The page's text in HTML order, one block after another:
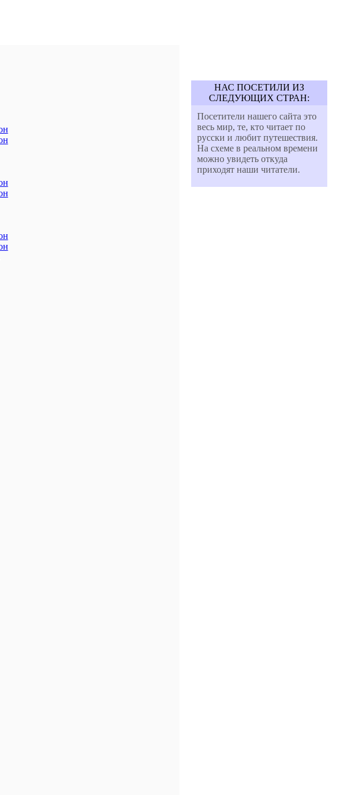
НАС ПОСЕТИЛИ ИЗ
СЛЕДУЮЩИХ СТРАН:
Посетители нашего сайта это
весь мир, те, кто читает по
русски и любит путешествия.
На схеме в реальном времени
можно увидеть откуда
приходят наши читатели.